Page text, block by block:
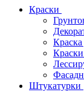
Краски
Краска
Штукатурки